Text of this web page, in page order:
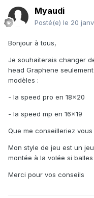
Myaudi
Posté(e) le 20
Bonjour à tous,
Je souhaiterais changer
head Graphene
modèles :
- la speed pro en 18x20
- la speed mp en 16x19
Que me conseilleriez
Mon style de jeu est un
montée à la volée si
Merci pour vos conseils